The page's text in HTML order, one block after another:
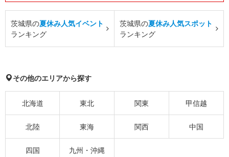
茨城県の夏休み人気イベント
ランキング
茨城県の夏休み人気スポット
ランキング
その他のエリアから探す
北海道 東北 関東 甲信越
北陸 東海 関西 中国
四国 九州・沖縄